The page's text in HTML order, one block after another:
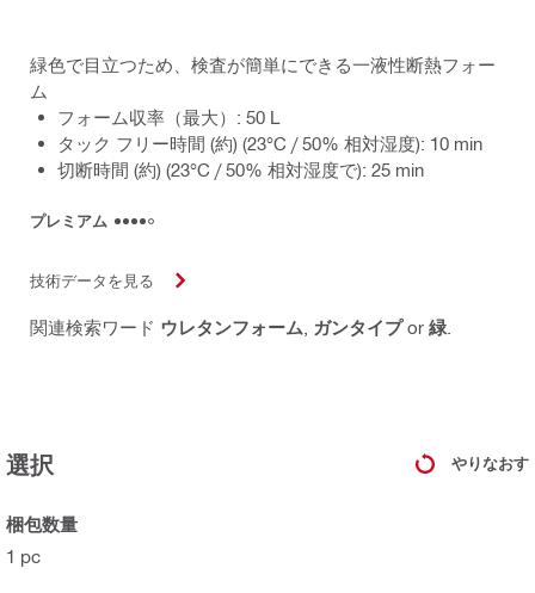
緑色で目立つため、検査が簡単にできる一液性断熱フォー
ム
フォーム収率（最大）: 50 L
タック フリー時間 (約) (23°C / 50% 相対湿度): 10 min
切断時間 (約) (23°C / 50% 相対湿度で): 25 min
プレミアム
技術データを見る
関連検索ワード ウレタンフォーム ガンタイプor 緑
選択 やりなおす
梱包数量
1 pc